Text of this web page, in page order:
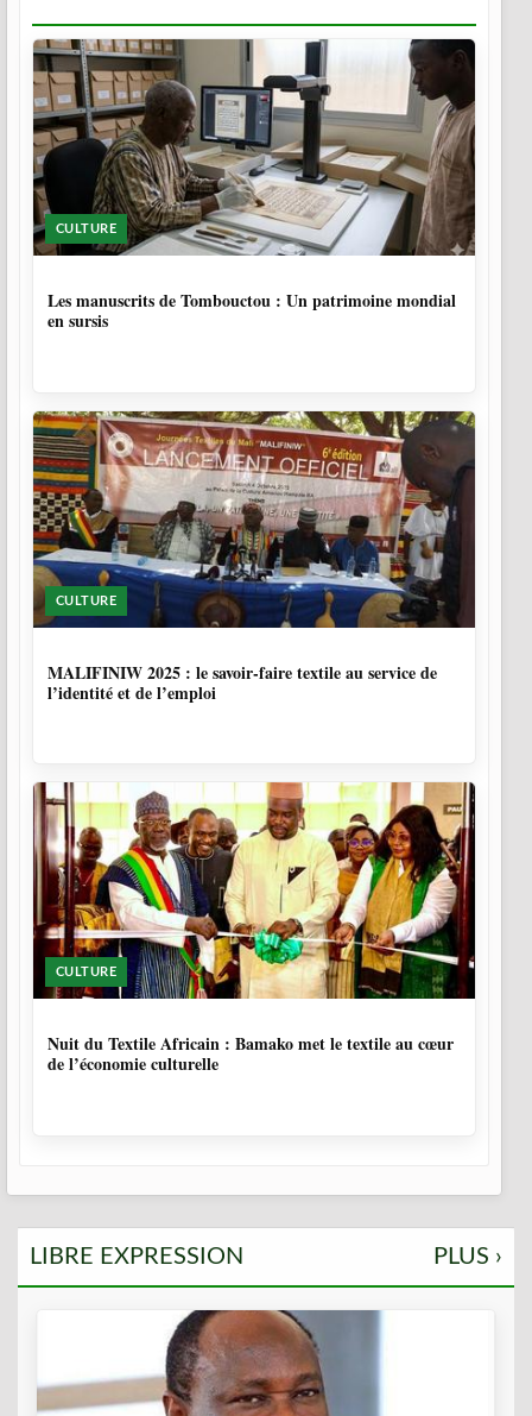
CULTURE
Les manuscrits de Tombouctou : Un patrimoine mondial
en sursis
CULTURE
MALIFINIW 2025 : le savoir-faire textile au service de
l’identité et de l’emploi
CULTURE
Nuit du Textile Africain : Bamako met le textile au cœur
de l’économie culturelle
LIBRE EXPRESSION PLUS ›